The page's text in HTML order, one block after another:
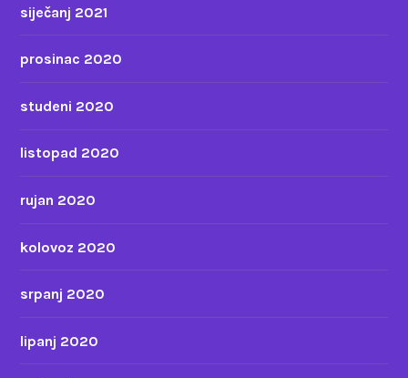
siječanj 2021
prosinac 2020
studeni 2020
listopad 2020
rujan 2020
kolovoz 2020
srpanj 2020
lipanj 2020